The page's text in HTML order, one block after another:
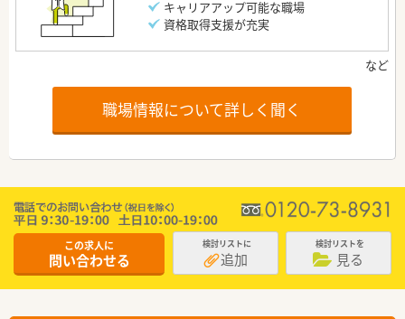
キャリアアップ可能な職場
資格取得支援が充実
職場情報について詳しく聞く
この求人に
問い合わせる
検討リストに
追加
検討リストを
見る